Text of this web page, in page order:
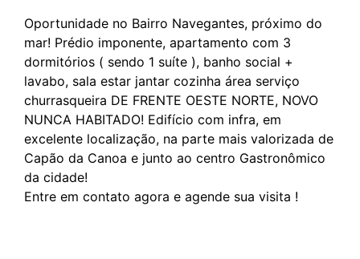
Oportunidade no Bairro Navegantes, próximo do
mar! Prédio imponente, apartamento com 3
dormitórios ( sendo 1 suíte ), banho social +
lavabo, sala estar jantar cozinha área serviço
churrasqueira DE FRENTE OESTE NORTE, NOVO
NUNCA HABITADO! Edifício com infra, em
excelente localização, na parte mais valorizada de
Capão da Canoa e junto ao centro Gastronômico
da cidade!